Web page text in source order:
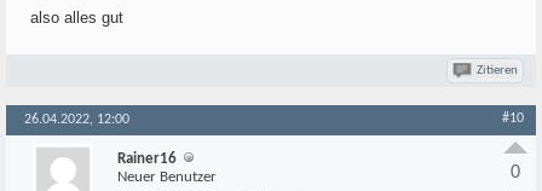
also alles gut
Zitieren
26.04.2022, 12:00 #10
Rainer16
Neuer Benutzer
0